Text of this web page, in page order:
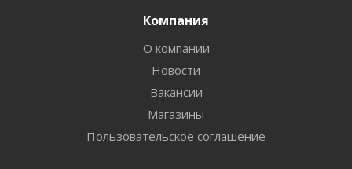
Компания
О компании
Новости
Вакансии
Магазины
Пользовательское соглашение